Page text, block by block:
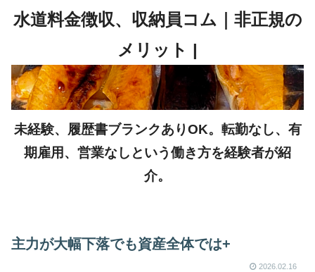
未経験、履歴書ブランクありOK。転勤なし、有
期雇用、営業なしという働き方を経験者が紹
介。
主力が大幅下落でも資産全体では+
2026.02.16